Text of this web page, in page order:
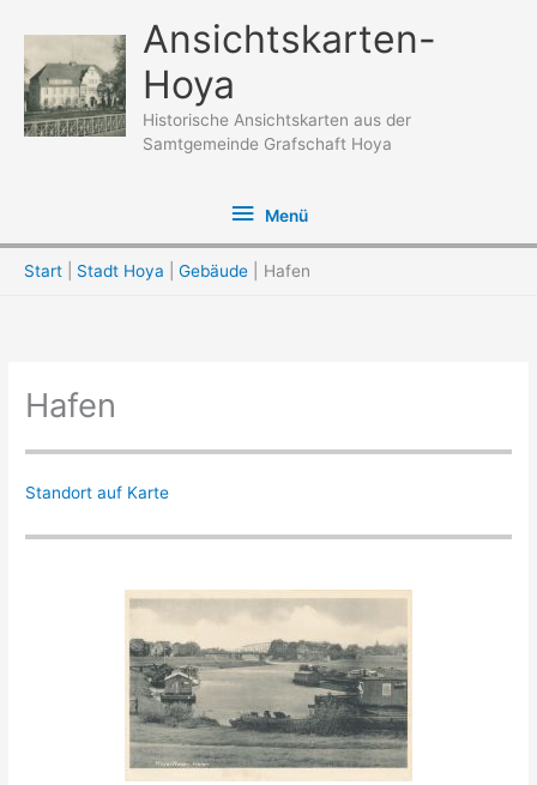
springen
Ansichtskarten-
Hoya
Historische Ansichtskarten aus der
Samtgemeinde Grafschaft Hoya
Menü
Menü
Start Stadt Hoya Gebäude Hafen
Hafen
Standort auf Karte